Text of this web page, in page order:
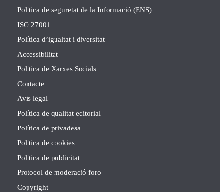
Política de seguretat de la Informació (ENS)
ISO 27001
Política d’igualtat i diversitat
Accessibilitat
Política de Xarxes Socials
Contacte
Avís legal
Política de qualitat editorial
Política de privadesa
Política de cookies
Política de publicitat
Protocol de moderació foro
Copyright